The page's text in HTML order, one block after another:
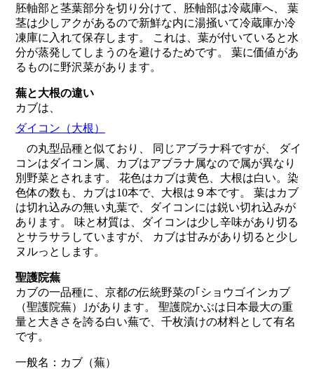
胚軸部と茎葉部分を切り分けて、胚軸部は冷蔵庫へ、 葉
茎は少しアクがあるので新鮮な内に湯掻いて冷蔵庫か冷
凍庫に入れて保存します。 これは、葉が付いていると水
分が蒸発してしまうのを避けるためです。 葉に価値があ
るものに野沢菜があります。
蕪と大根の違い
カブは、
ダイコン（大根）
の丸型品種と似ており、 同じアブラナ科ですが、 ダイ
コンはダイコン属、カブはアブラナ属なので属が異なり
別野菜とされます。 花色はカブは黄色、大根は白い。染
色体の数も、カブは10本で、大根は９本です。 葉はカブ
は切れ込みの無い丸葉で、ダイコンには鋭い切れ込みが
あります。 味と材質は、ダイコンは少し辛味があり切る
とサラサラしていますが、 カブは甘みがあり切ると少し
ヌルっとします。
聖護院蕪
カブの一品種に、京都の伝統野菜の｢ショウゴインカブ
（聖護院蕪）｣があります。 聖護院かぶは日本最大の重
量と大きさを誇る白い蕪で、千枚漬けの材料として有名
です。
一般名：カブ（蕪）